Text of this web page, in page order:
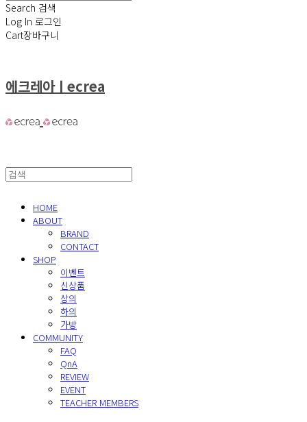
Search 검색
Log In 로그인
Cart장바구니
에크레아ㅣecrea
HOME
ABOUT
BRAND
CONTACT
SHOP
이벤트
신상품
상의
하의
가방
COMMUNITY
FAQ
QnA
REVIEW
EVENT
TEACHER MEMBERS